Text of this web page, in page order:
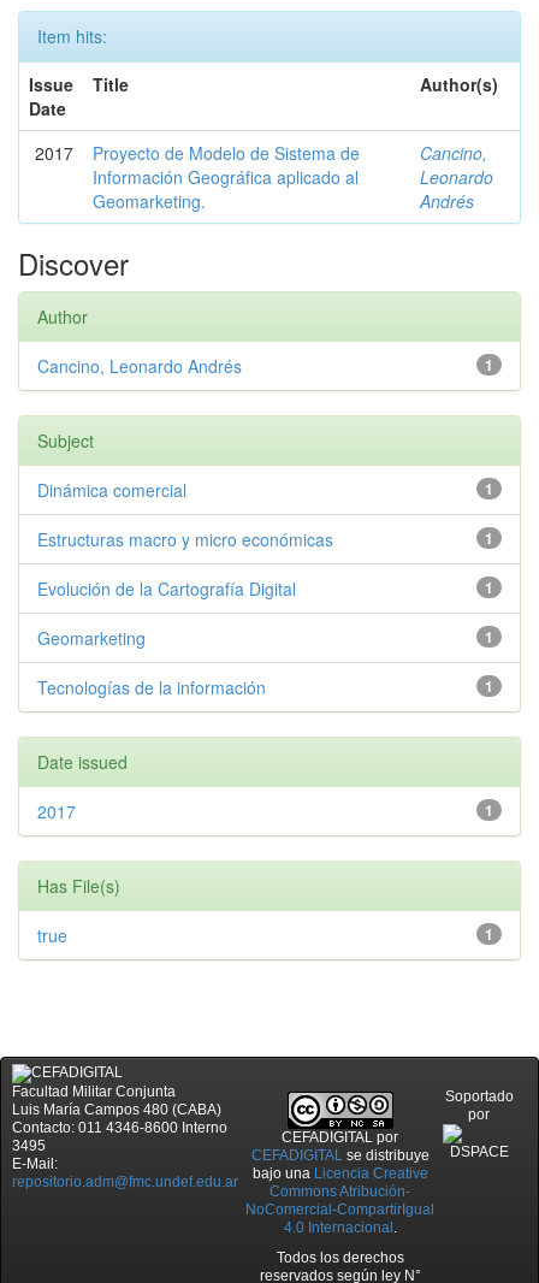
Item hits:
Issue
Date
Title Author(s)
2017
Proyecto de Modelo de Sistema de
Información Geográfica aplicado al
Geomarketing.
Cancino,
Leonardo
Andrés
Discover
Author
1
Cancino, Leonardo Andrés
Subject
1
Dinámica comercial
1
Estructuras macro y micro económicas
1
Evolución de la Cartografía Digital
1
Geomarketing
1
Tecnologías de la información
Date issued
1
2017
Has File(s)
1
true
Facultad Militar Conjunta
Luis María Campos 480 (CABA)
Contacto: 011 4346-8600 Interno
3495
E-Mail:
repositorio.adm@fmc.undef.edu.ar
CEFADIGITAL por
CEFADIGITALse distribuye
bajo una Licencia Creative
Commons Atribución-
NoComercial-CompartirIgual
4.0 Internacional .
Todos los derechos
reservados según ley N°
Soportado
por